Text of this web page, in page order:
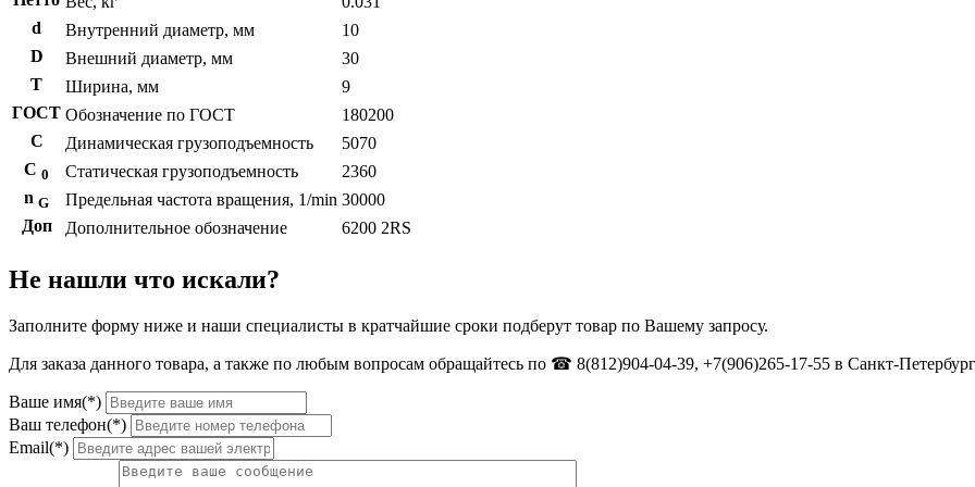
d
Внутренний диаметр, мм
10
D
Внешний диаметр, мм
30
T
Ширина, мм
9
ГОСТ Обозначение по ГОСТ
180200
C
Динамическая грузоподъемность
5070
С 0 Статическая грузоподъемность
2360
n G Предельная частота вращения, 1/min 30000
Доп
Дополнительное обозначение 6200 2RS
Не нашли что искали?
Заполните форму ниже и наши специалисты в кратчайшие сроки подберут товар по Вашему запросу.
Для заказа данного товара, а также по любым вопросам обращайтесь по ☎ 8(812)904-04-39, +7(906)265-17-55 в Санкт-
Ваше имя(*)
Ваш телефон(*)
Email(*)